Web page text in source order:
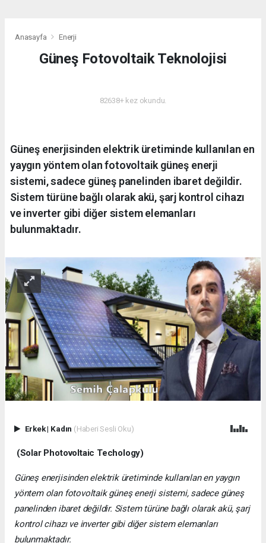
Anasayfa Enerji
Güneş Fotovoltaik Teknolojisi
82638+ kez okundu.
Güneş enerjisinden elektrik üretiminde kullanılan en
yaygın yöntem olan fotovoltaik güneş enerji
sistemi, sadece güneş panelinden ibaret değildir.
Sistem türüne bağlı olarak akü, şarj kontrol cihazı
ve inverter gibi diğer sistem elemanları
bulunmaktadır.
Erkek| Kadın (Haberi Sesli Oku)
(Solar Photovoltaic Techology)
Güneş enerjisinden elektrik üretiminde kullanılan en yaygın
yöntem olan fotovoltaik güneş enerji sistemi, sadece güneş
panelinden ibaret değildir. Sistem türüne bağlı olarak akü, şarj
kontrol cihazı ve inverter gibi diğer sistem elemanları
bulunmaktadır.